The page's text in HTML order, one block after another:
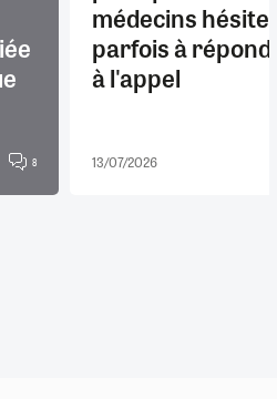
8
médecins
parfois à
à l'appel
13/07/2026